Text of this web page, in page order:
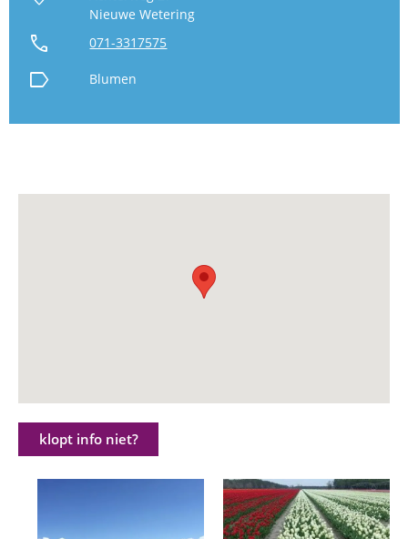
Nieuwe Wetering
call 071-3317575
label Blumen
klopt info niet?